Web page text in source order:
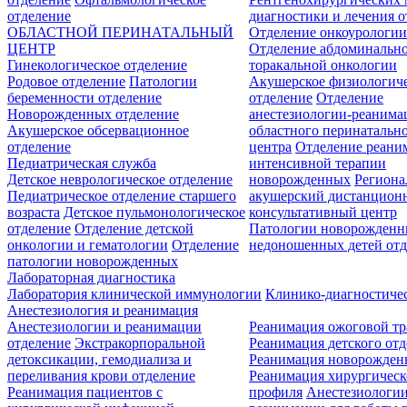
отделение
диагностики и лечения
Отделение онкоурологии
Отделение
торакальной онкологии
ОБЛАСТНОЙ ПЕРИНАТАЛЬНЫЙ
ЦЕНТР
Гинекологическое отделение
Родовое отделение Патологии
беременности отделение
Новорожденных отделение
Акушерское обсервационное
отделение
Акушерское
отделение Отделение
анестезиологии-
областного
центра Отделение
интенсивной терапии
новорожденных
акушерский
консультативный центр
Патологии
недоношенных детей
Педиатрическая служба
Детское неврологическое отделение
Педиатрическое отделение старшего
возраста Детское пульмонологическое
отделение Отделение детской
онкологии и гематологии Отделение
патологии новорожденных
Лабораторная диагностика
Лаборатория клинической иммунологии Клинико-
Анестезиология и реанимация
Анестезиологии и реанимации
отделение Экстракорпоральной
детоксикации, гемодиализа и
переливания крови отделение
Реанимация пациентов с
Реанимация ожоговой
Реанимация детского
Реанимация
Реанимация
профиля